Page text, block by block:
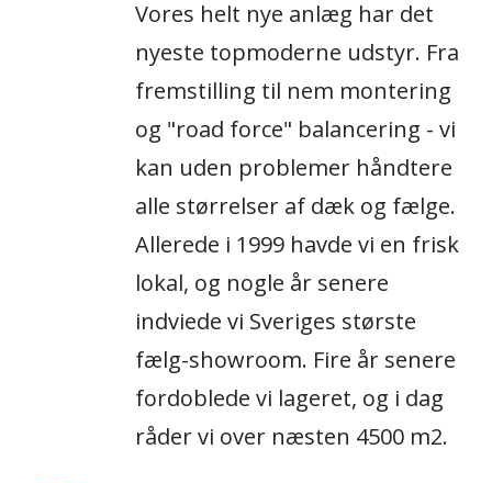
Vores helt nye anlæg har det
nyeste topmoderne udstyr. Fra
fremstilling til nem montering
og "road force" balancering - vi
kan uden problemer håndtere
alle størrelser af dæk og fælge.
Allerede i 1999 havde vi en frisk
lokal, og nogle år senere
indviede vi Sveriges største
fælg-showroom. Fire år senere
fordoblede vi lageret, og i dag
råder vi over næsten 4500 m2.